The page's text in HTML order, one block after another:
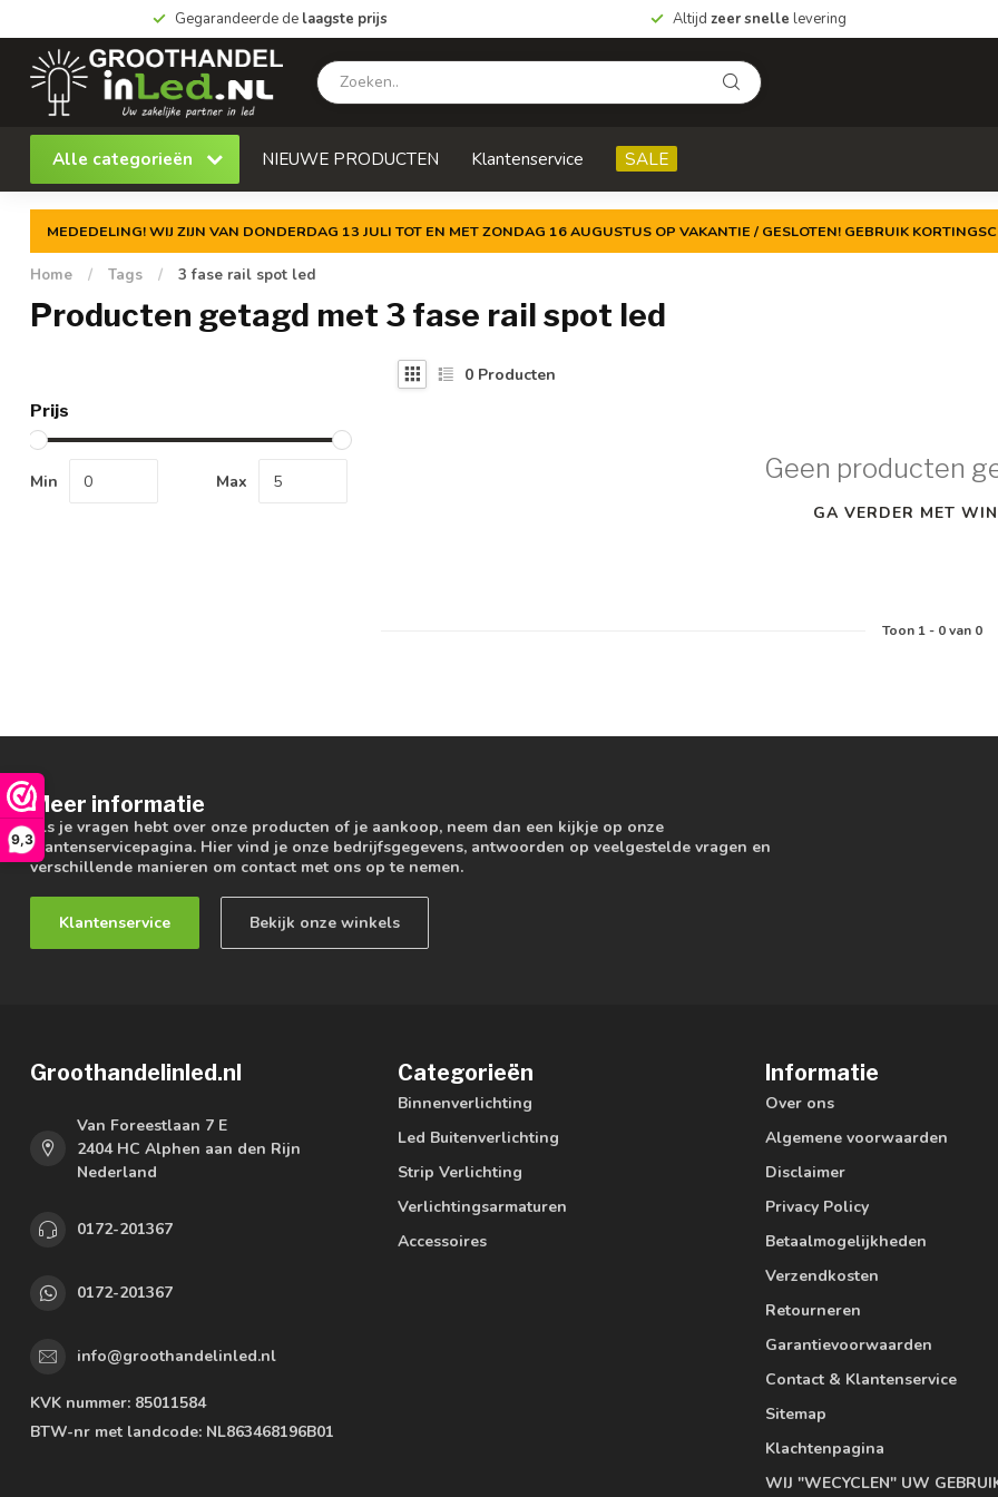
9,3
Gegarandeerde de laagste prijs Altijd zeer snelle levering
Alle categorieën NIEUWE PRODUCTEN Klantenservice SALE
MEDEDELING! WIJ ZIJN VAN DONDERDAG 13 JULI TOT EN MET ZONDAG 16 AUGUSTUS OP VAKANTIE / GESLOTEN! GEBRUIK
Home / Tags / 3 fase rail spot led
Producten getagd met 3 fase rail spot led
Prijs
Min Max
0 Producten
Geen producten
GA VERDER MET
Toon 1- 0van 0
Meer informatie
Als je vragen hebt over onze producten of je aankoop, neem dan een kijkje op onze
klantenservicepagina. Hier vind je onze bedrijfsgegevens, antwoorden op veelgestelde vragen en
verschillende manieren om contact met ons op te nemen.
Klantenservice Bekijk onze winkels
Groothandelinled.nl
Van Foreestlaan 7 E
2404 HC Alphen aan den Rijn
Nederland
0172-201367
0172-201367
info@groothandelinled.nl
KVK nummer: 85011584
BTW-nr met landcode: NL863468196B01
Categorieën
Binnenverlichting
Led Buitenverlichting
Strip Verlichting
Verlichtingsarmaturen
Accessoires
Informatie
Over ons
Algemene voorwaarden
Disclaimer
Privacy Policy
Betaalmogelijkheden
Verzendkosten
Retourneren
Garantievoorwaarden
Contact & Klantenservice
Sitemap
Klachtenpagina
WIJ "WECYCLEN" UW